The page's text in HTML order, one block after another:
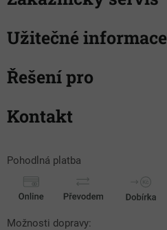
Užitečné informace
Řešení pro
Kontakt
Pohodlná platba
Možnosti dopravy: